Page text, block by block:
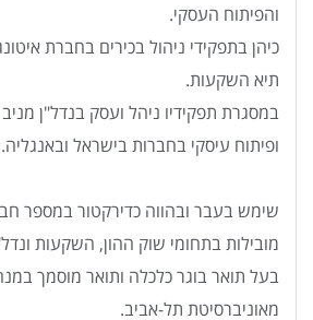
והפיתוח העסקי.
כיהן בתפקידי ניהול בכירים בחברת
תיא השקעות.
במסגרת תפקידיו ניהל ועסק בנדל"ן
ופיתוח עיסקי בחברות בישראל ובאנגליה.
שימש בעבר ובהווה כדירקטור במספר
מובילות בתחומי שוק ההון, השקעות
בעל תואר בוגר כלכלה ותואר מוסמך
מאוניברסיטת תל-אביב.